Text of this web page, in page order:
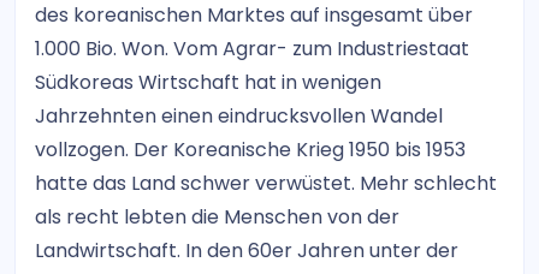
des koreanischen Marktes auf insgesamt über
1.000 Bio. Won. Vom Agrar- zum Industriestaat
Südkoreas Wirtschaft hat in wenigen
Jahrzehnten einen eindrucksvollen Wandel
vollzogen. Der Koreanische Krieg 1950 bis 1953
hatte das Land schwer verwüstet. Mehr schlecht
als recht lebten die Menschen von der
Landwirtschaft. In den 60er Jahren unter der